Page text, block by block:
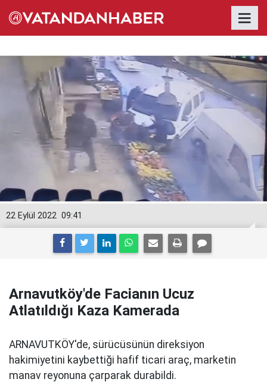
09:41
22 Eylül 2022
Arnavutköy'de Facianın Ucuz
Atlatıldığı Kaza Kamerada
ARNAVUTKÖY'de, sürücüsünün direksiyon
hakimiyetini kaybettiği hafif ticari araç, marketin
manav reyonuna çarparak durabildi.